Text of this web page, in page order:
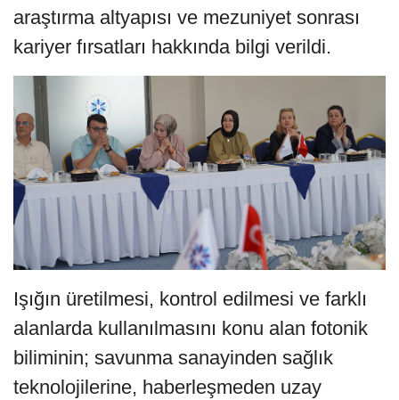
araştırma altyapısı ve mezuniyet sonrası
kariyer fırsatları hakkında bilgi verildi.
Işığın üretilmesi, kontrol edilmesi ve farklı
alanlarda kullanılmasını konu alan fotonik
biliminin; savunma sanayinden sağlık
teknolojilerine, haberleşmeden uzay